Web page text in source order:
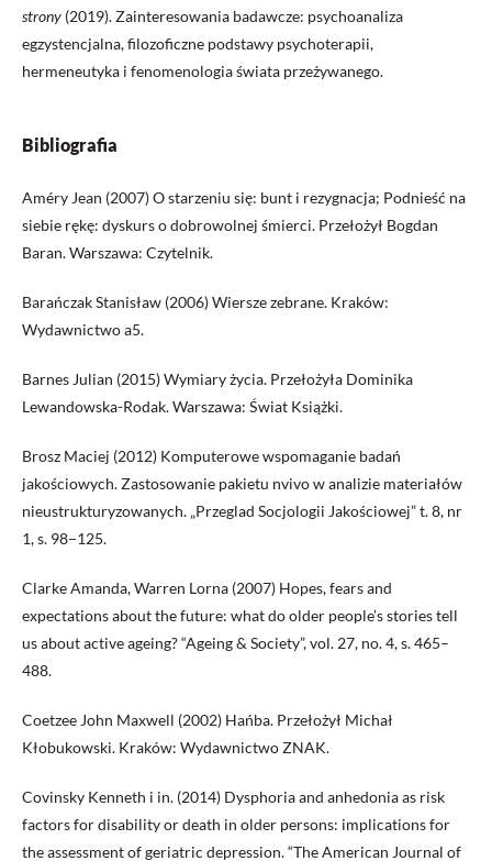
strony (2019). Zainteresowania badawcze: psychoanaliza
egzystencjalna, filozoficzne podstawy psychoterapii,
hermeneutyka i fenomenologia świata przeżywanego.
Bibliografia
Améry Jean (2007) O starzeniu się: bunt i rezygnacja; Podnieść na
siebie rękę: dyskurs o dobrowolnej śmierci. Przełożył Bogdan
Baran. Warszawa: Czytelnik.
Barańczak Stanisław (2006) Wiersze zebrane. Kraków:
Wydawnictwo a5.
Barnes Julian (2015) Wymiary życia. Przełożyła Dominika
Lewandowska-Rodak. Warszawa: Świat Książki.
Brosz Maciej (2012) Komputerowe wspomaganie badań
jakościowych. Zastosowanie pakietu nvivo w analizie materiałów
nieustrukturyzowanych. „Przeglad Socjologii Jakościowej” t. 8, nr
1, s. 98−125.
Clarke Amanda, Warren Lorna (2007) Hopes, fears and
expectations about the future: what do older people’s stories tell
us about active ageing? “Ageing & Society”, vol. 27, no. 4, s. 465–
488.
Coetzee John Maxwell (2002) Hańba. Przełożył Michał
Kłobukowski. Kraków: Wydawnictwo ZNAK.
Covinsky Kenneth i in. (2014) Dysphoria and anhedonia as risk
factors for disability or death in older persons: implications for
the assessment of geriatric depression. “The American Journal of